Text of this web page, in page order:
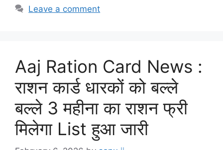
Leave a comment
Aaj Ration Card News :
राशन कार्ड धारकों को बल्ले
बल्ले 3 महीना का राशन फ्री
मिलेगा List हुआ जारी